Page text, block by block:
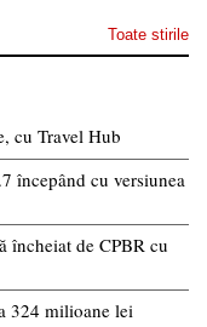
Toate stirile
cu Travel Hub
începând cu versiunea
încheiat de CPBR cu
324 milioane lei